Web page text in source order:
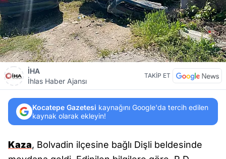
İHA
İhlas Haber Ajansı
TAKİP ET
Kocatepe Gazetesi kaynağını Google'da tercih edilen
kaynak olarak ekleyin!
Kaza, Bolvadin ilçesine bağlı Dişli beldesinde